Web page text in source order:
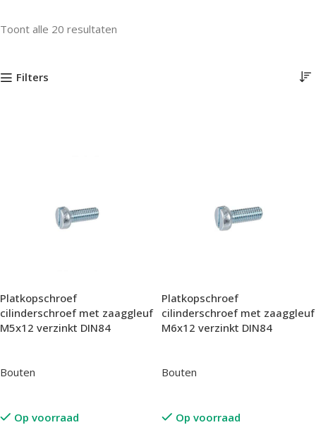
Toont alle 20 resultaten
Filters
Platkopschroef
cilinderschroef met zaaggleuf
M5x12 verzinkt DIN84
Bouten
Op voorraad
Platkopschroef
cilinderschroef met zaaggleuf
M6x12 verzinkt DIN84
Bouten
Op voorraad